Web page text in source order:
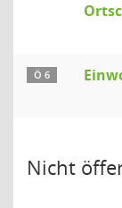
Ö 6
Nicht